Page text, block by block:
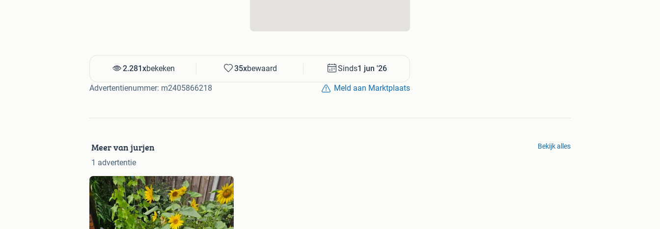
2.281xbekeken 35xbewaard Sinds1 jun '26
Advertentienummer: m2405866218 Meld aan Marktplaats
Meer van jurjen
1 advertentie
Bekijk alles